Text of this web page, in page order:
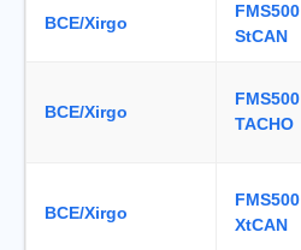
BCE/Xirgo
FMS500
StCAN
BCE/Xirgo
FMS500
TACHO
BCE/Xirgo
FMS500
XtCAN